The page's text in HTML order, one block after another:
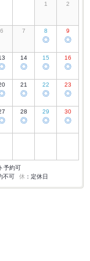
1
2
6 7 8
◎
9
◎
14
◎
15
◎
16
◎
21
◎
22
◎
23
◎
28
◎
29
◎
30
◎
予約可
不可 休 ：定休日